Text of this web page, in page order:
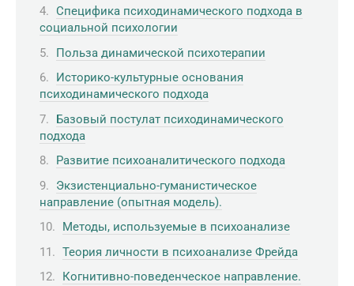
Специфика психодинамического подхода в
социальной психологии
Польза динамической психотерапии
Историко-культурные основания
психодинамического подхода
Базовый постулат психодинамического
подхода
Развитие психоаналитического подхода
Экзистенциально-гуманистическое
направление (опытная модель).
Методы, используемые в психоанализе
Теория личности в психоанализе Фрейда
Когнитивно-поведенческое направление.